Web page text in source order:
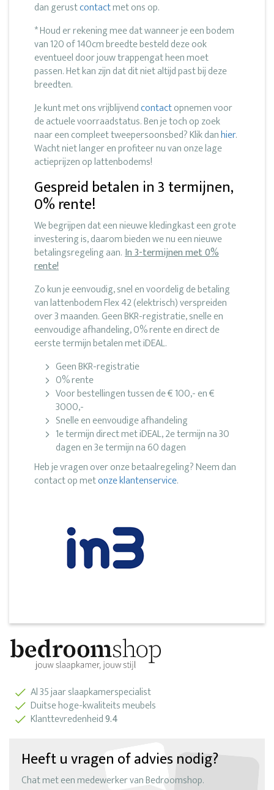
dan gerustcontactmet ons op.
* Houd er rekening mee dat wanneer je een bodem
van 120 of 140cm breedte besteld deze ook
eventueel door jouw trappengat heen moet
passen. Het kan zijn dat dit niet altijd past bij deze
breedten.
Je kunt met ons vrijblijvendcontactopnemen voor
de actuele voorraadstatus. Ben je toch op zoek
naar een compleet tweepersoonsbed? Klik danhier.
Wacht niet langer en profiteer nu van onze lage
actieprijzen op lattenbodems!
Gespreid betalen in 3 termijnen,
0% rente!
We begrijpen dat een nieuwe kledingkast een grote
investering is, daarom bieden we nu een nieuwe
betalingsregeling aan.In 3-termijnen met 0%
rente!
Zo kun je eenvoudig, snel en voordelig de betaling
van lattenbodem Flex 42 (elektrisch) verspreiden
over 3 maanden. Geen BKR-registratie, snelle en
eenvoudige afhandeling, 0% rente en direct de
eerste termijn betalen met iDEAL.
Geen BKR-registratie
0% rente
Voor bestellingen tussen de € 100,- en €
3000,-
Snelle en eenvoudige afhandeling
1e termijn direct met iDEAL, 2e termijn na 30
dagen en 3e termijn na 60 dagen
Heb je vragen over onze betaalregeling? Neem dan
contact op metonze klantenservice.
Al 35 jaar slaapkamerspecialist
Duitse hoge-kwaliteits meubels
Klanttevredenheid9.4
Heeft u vragen of advies nodig?
Chat met een medewerker van Bedroomshop.